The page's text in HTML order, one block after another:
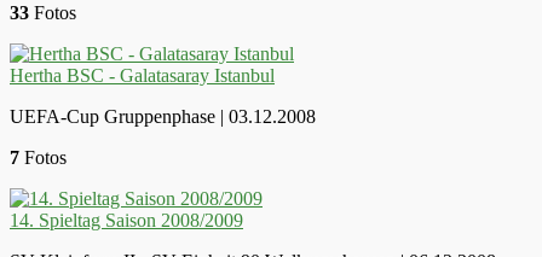
33 Fotos
Hertha BSC - Galatasaray Istanbul
UEFA-Cup Gruppenphase | 03.12.2008
7 Fotos
14. Spieltag Saison 2008/2009